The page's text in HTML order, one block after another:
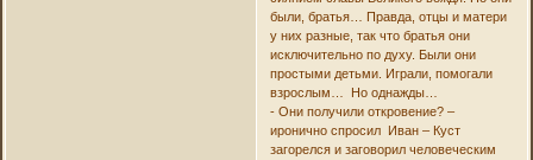
были, братья… Правда, отцы и матери
у них разные, так что братья они
исключительно по духу. Были они
простыми детьми. Играли, помогали
взрослым… Но однажды…
- Они получили откровение? –
иронично спросил Иван – Куст
загорелся и заговорил человеческим